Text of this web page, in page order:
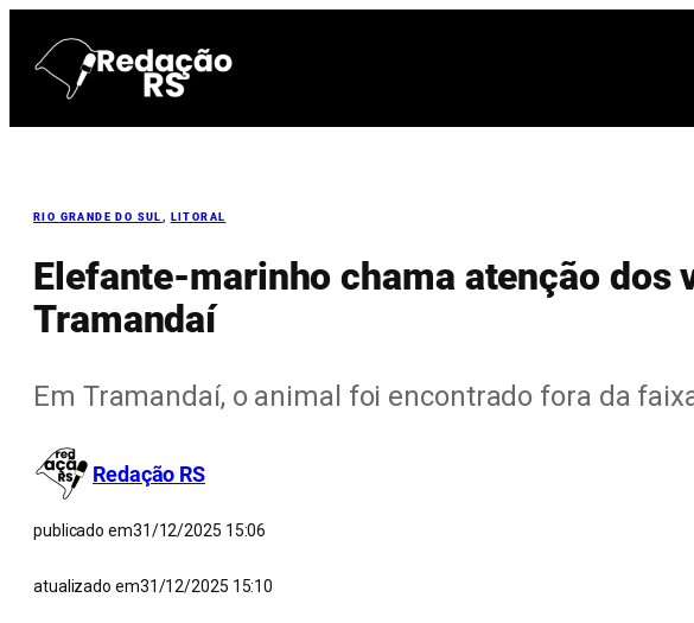
para
conteúdo
RIO GRANDE DO SUL LITORAL
Elefante-marinho chama atenção dos
Tramandaí
Em Tramandaí, o animal foi encontrado fora da
Redação RS
publicado em31/12/2025 15:06
atualizado em31/12/2025 15:10